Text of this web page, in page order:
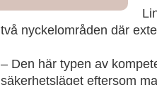
två nyckelområden där
– Den här typen av
säkerhetsläget eftersom